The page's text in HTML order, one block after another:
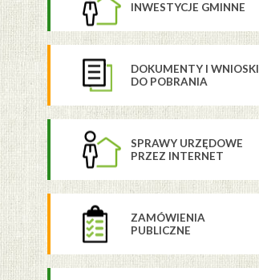
INWESTYCJE GMINNE
DOKUMENTY I WNIOSKI
DO POBRANIA
SPRAWY URZĘDOWE
PRZEZ INTERNET
ZAMÓWIENIA
PUBLICZNE